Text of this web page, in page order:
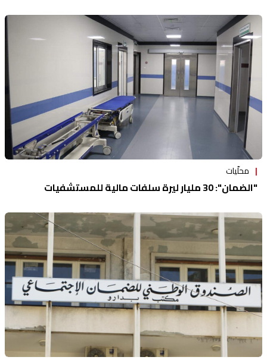
محلّيات
"الضمان": 30 مليار ليرة سلفات مالية للمستشفيات